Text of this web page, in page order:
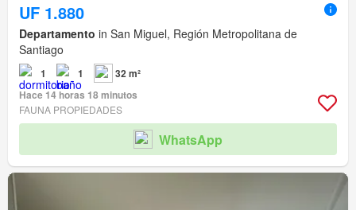
UF 1.880
Departamento in San Miguel, Región Metropolitana de
Santiago
1 1
32 m²
Hace 14 horas 18 minutos
FAUNA PROPIEDADES
WhatsApp